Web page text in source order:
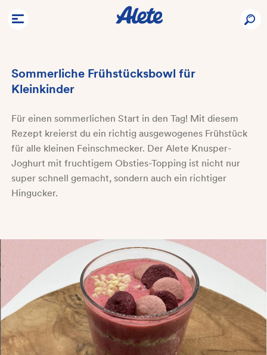
Sommerliche Frühstücksbowl für
Kleinkinder
Für einen sommerlichen Start in den Tag! Mit diesem
Rezept kreierst du ein richtig ausgewogenes Frühstück
für alle kleinen Feinschmecker. Der Alete Knusper-
Joghurt mit fruchtigem Obsties-Topping ist nicht nur
super schnell gemacht, sondern auch ein richtiger
Hingucker.